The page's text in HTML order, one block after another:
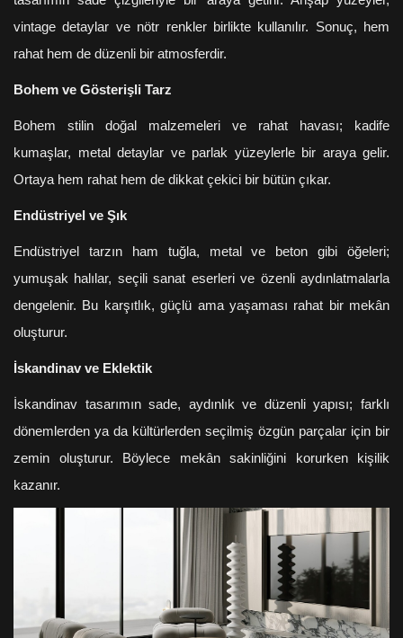
vintage detaylar ve nötr renkler birlikte kullanılır. Sonuç, hem
rahat hem de düzenli bir atmosferdir.
Bohem ve Gösterişli Tarz
Bohem stilin doğal malzemeleri ve rahat havası; kadife
kumaşlar, metal detaylar ve parlak yüzeylerle bir araya gelir.
Ortaya hem rahat hem de dikkat çekici bir bütün çıkar.
Endüstriyel ve Şık
Endüstriyel tarzın ham tuğla, metal ve beton gibi öğeleri;
yumuşak halılar, seçili sanat eserleri ve özenli aydınlatmalarla
dengelenir. Bu karşıtlık, güçlü ama yaşaması rahat bir mekân
oluşturur.
İskandinav ve Eklektik
İskandinav tasarımın sade, aydınlık ve düzenli yapısı; farklı
dönemlerden ya da kültürlerden seçilmiş özgün parçalar için bir
zemin oluşturur. Böylece mekân sakinliğini korurken kişilik
kazanır.